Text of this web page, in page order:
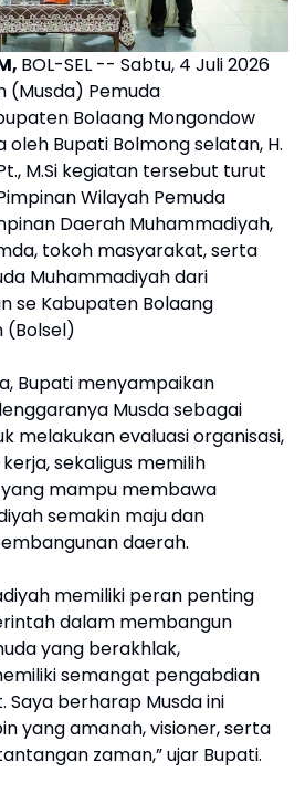
BOL-SEL -- Sabtu, 4 Juli 2026
(Musda) Pemuda
Bolaang Mongondow
Bupati Bolmong selatan, H.
M.Si kegiatan tersebut turut
Wilayah Pemuda
Daerah Muhammadiyah,
tokoh masyarakat, serta
Muhammadiyah dari
se Kabupaten Bolaang
(Bolsel)
Bupati menyampaikan
Musda sebagai
melakukan evaluasi organisasi,
sekaligus memilih
mampu membawa
semakin maju dan
daerah.
memiliki peran penting
dalam membangun
yang berakhlak,
semangat pengabdian
berharap Musda ini
yang amanah, visioner, serta
zaman,” ujar Bupati.